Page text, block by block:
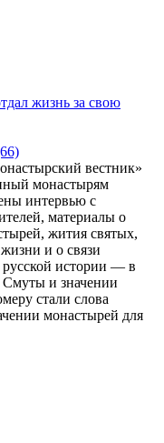
жизнь за свою
вестник»
монастырям
интервью с
материалы о
жития святых,
и о связи
истории — в
Смуты и значении
стали слова
монастырей для